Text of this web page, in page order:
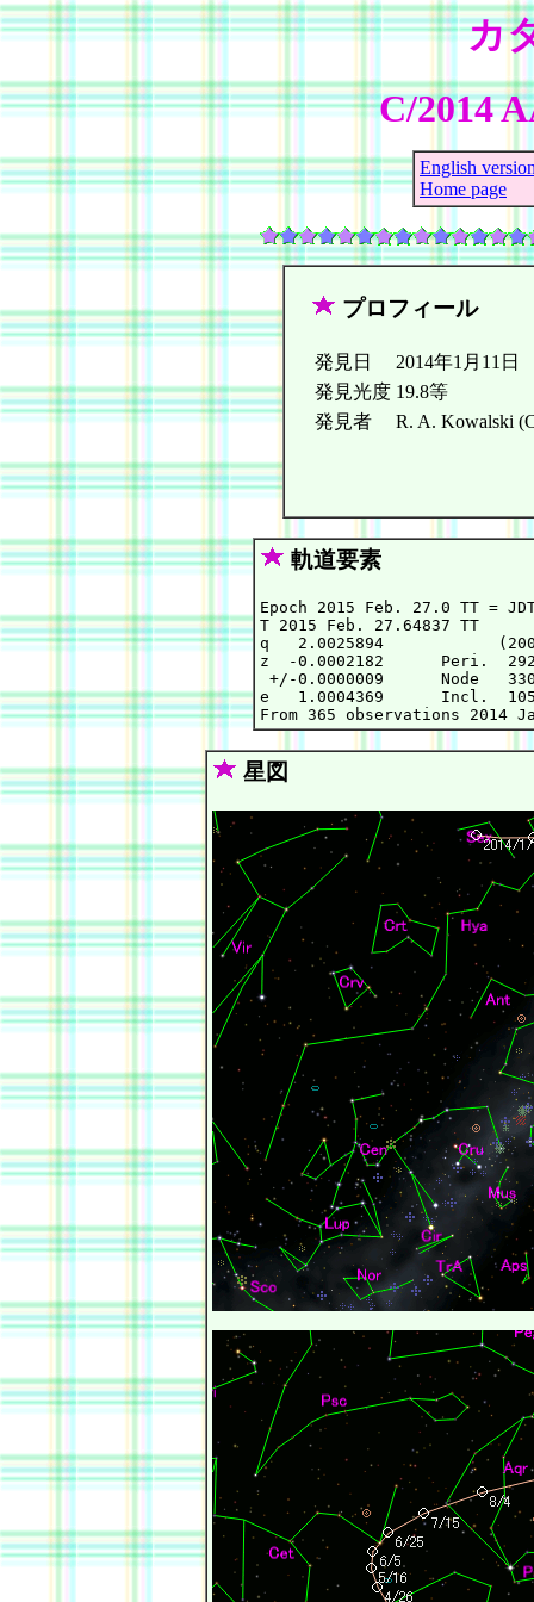
カ
C/2014
English
Home page
プロフィール
発見日
2014年1月11日
発見光度 19.8等
発見者
R. A. Kowalski
軌道要素
Epoch 2015 Feb. 27.0 TT =
T 2015 Feb. 27.64837
q   2.0025894
z  -0.0002182      Peri.
+/-0.0000009      Node
e   1.0004369      Incl.
星図